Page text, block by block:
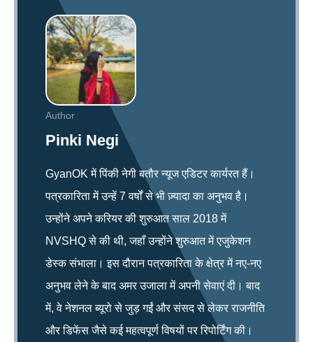
Author
Pinki Negi
GyanOK में पिंकी नेगी बतौर न्यूज एडिटर कार्यरत हैं।
पत्रकारिता में उन्हें 7 वर्षों से भी ज़्यादा का अनुभव है।
उन्होंने अपने करियर की शुरुआत साल 2018 में
NVSHQ से की थी, जहाँ उन्होंने शुरुआत में एजुकेशन
डेस्क संभाला। इस दौरान पत्रकारिता के क्षेत्र में नए-नए
अनुभव लेने के बाद अमर उजाला में अपनी सेवाएं दी। बाद
में, वे नेशनल ब्यूरो से जुड़ गईं और संसद से लेकर राजनीति
और डिफेंस जैसे कई महत्वपूर्ण विषयों पर रिपोर्टिंग की।